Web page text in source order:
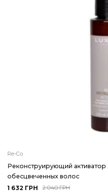
Re-Co
Реконструирующий
обесцвеченных волос
1 632 ГРН
2 040 ГРН